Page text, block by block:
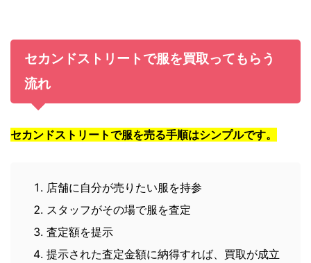
セカンドストリートで服を買取ってもらう
流れ
セカンドストリートで服を売る手順はシンプルです。
店舗に自分が売りたい服を持参
スタッフがその場で服を査定
査定額を提示
提示された査定金額に納得すれば、買取が成立